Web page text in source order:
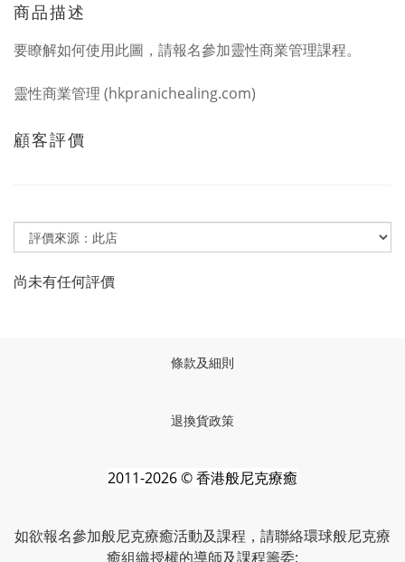
商品描述
要瞭解如何使用此圖，請報名參加靈性商業管理課程。
靈性商業管理 (hkpranichealing.com)
顧客評價
尚未有任何評價
條款及細則
退換貨政策
2011-2026 © 香港般尼克療癒
如欲報名參加般尼克療癒活動及課程，請聯絡環球般尼克療
癒組織授權的導師及課程籌委: